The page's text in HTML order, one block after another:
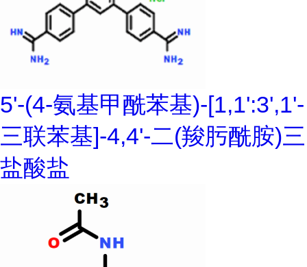
5'-(4-氨基甲酰苯基)-[1,1':3',1'-
三联苯基]-4,4'-二(羧肟酰胺)三
盐酸盐